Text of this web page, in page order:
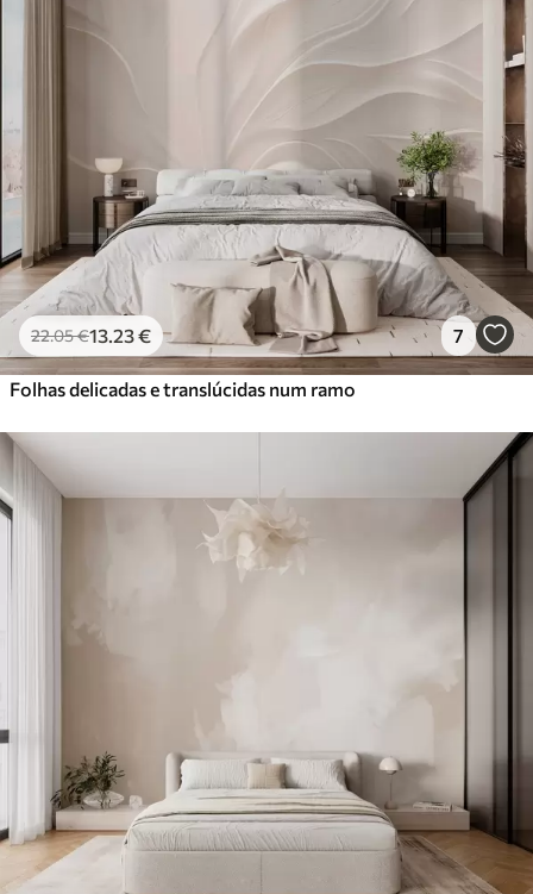
22.05€13 .23€ 7
Folhas delicadas e translúcidas num ramo